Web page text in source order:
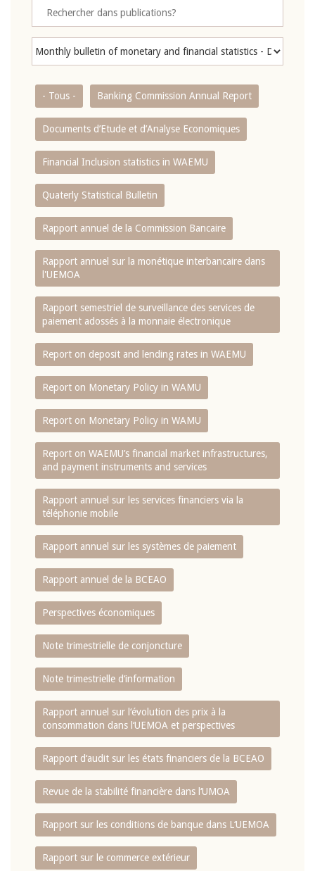
- Tous - Banking Commission Annual Report
Documents d’Etude et d’Analyse Economiques
Financial Inclusion statistics in WAEMU
Quaterly Statistical Bulletin
Rapport annuel de la Commission Bancaire
Rapport annuel sur la monétique interbancaire dans
l'UEMOA
Rapport semestriel de surveillance des services de
paiement adossés à la monnaie électronique
Report on deposit and lending rates in WAEMU
Report on Monetary Policy in WAMU
Report on Monetary Policy in WAMU
Report on WAEMU’s financial market infrastructures,
and payment instruments and services
Rapport annuel sur les services financiers via la
téléphonie mobile
Rapport annuel sur les systèmes de paiement
Rapport annuel de la BCEAO
Perspectives économiques
Note trimestrielle de conjoncture
Note trimestrielle d‘information
Rapport annuel sur l‘évolution des prix à la
consommation dans l‘UEMOA et perspectives
Rapport d‘audit sur les états financiers de la BCEAO
Revue de la stabilité financière dans l‘UMOA
Rapport sur les conditions de banque dans L‘UEMOA
Rapport sur le commerce extérieur